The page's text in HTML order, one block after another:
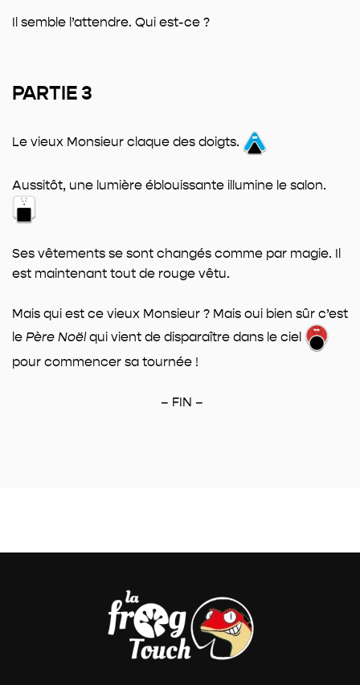
Il semble l’attendre. Qui est-ce ?
PARTIE 3
Le vieux Monsieur claque des doigts.
Aussitôt, une lumière éblouissante illumine le salon.
Ses vêtements se sont changés comme par magie. Il
est maintenant tout de rouge vêtu.
Mais qui est ce vieux Monsieur ? Mais oui bien sûr c’est
le Père Noëlqui vient de disparaître dans le ciel
pour commencer sa tournée !
– FIN –